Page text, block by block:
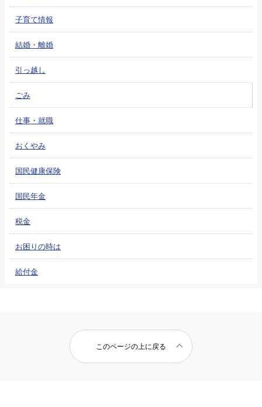
子育て情報
結婚・離婚
引っ越し
ごみ
仕事・就職
おくやみ
国民健康保険
国民年金
税金
お困りの時は
給付金
このページの上に戻る